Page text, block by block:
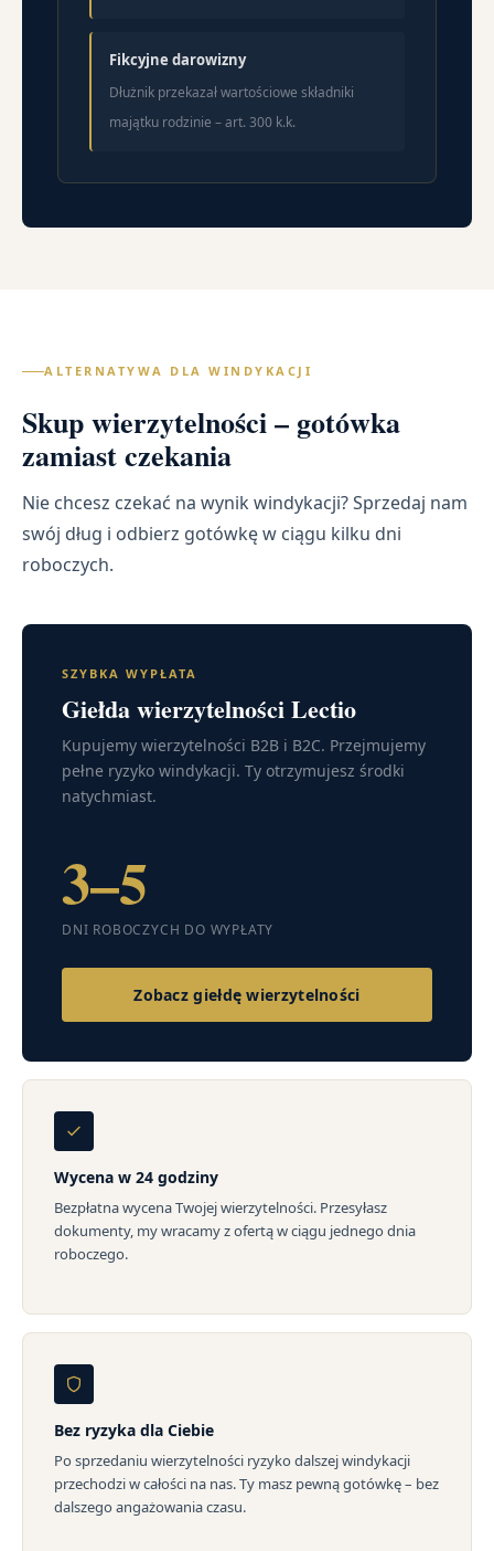
Fikcyjne darowizny
Dłużnik przekazał wartościowe składniki
majątku rodzinie – art. 300 k.k.
ALTERNATYWA DLA WINDYKACJI
Skup wierzytelności – gotówka
zamiast czekania
Nie chcesz czekać na wynik windykacji? Sprzedaj nam
swój dług i odbierz gotówkę w ciągu kilku dni
roboczych.
SZYBKA WYPŁATA
Giełda wierzytelności Lectio
Kupujemy wierzytelności B2B i B2C. Przejmujemy
pełne ryzyko windykacji. Ty otrzymujesz środki
natychmiast.
3–5
DNI ROBOCZYCH DO WYPŁATY
Zobacz giełdę wierzytelności
Wycena w 24 godziny
Bezpłatna wycena Twojej wierzytelności. Przesyłasz
dokumenty, my wracamy z ofertą w ciągu jednego dnia
roboczego.
Bez ryzyka dla Ciebie
Po sprzedaniu wierzytelności ryzyko dalszej windykacji
przechodzi w całości na nas. Ty masz pewną gotówkę – bez
dalszego angażowania czasu.